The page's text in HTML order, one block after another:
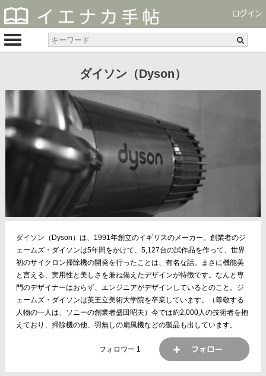
ダイソン（Dyson）
ダイソン（Dyson）は、1991年創立のイギリスのメーカー。創業者のジ
ェームズ・ダイソンは5年間をかけて、5,127台の試作品を作って、世界
初のサイクロン掃除機の開発を行ったことは、有名な話。まさに機能美
と言える、実用性と美しさを兼ね備えたデザインが特徴です。なんと専
門のデザイナーはおらず、エンジニアがデザインしているとのこと。ジ
ェームズ・ダイソンは英王立美術大学院を卒業しています。（尊敬する
人物の一人は、ソニーの創業者盛田昭夫）今では約2,000人の技術者を抱
えており、掃除機の他、羽無しの扇風機などの製品も出しています。
フォロワー 1